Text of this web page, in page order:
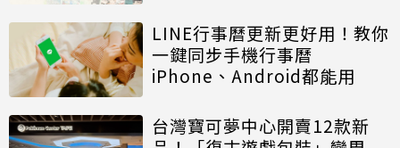
LINE行事曆更新更好用！教你
一鍵同步手機行事曆
iPhone、Android都能用
台灣寶可夢中心開賣12款新